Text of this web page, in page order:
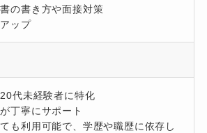
の書き方や面接対策
ップ
代未経験者に特化
丁寧にサポート
も利用可能で、学歴や職歴に依存し